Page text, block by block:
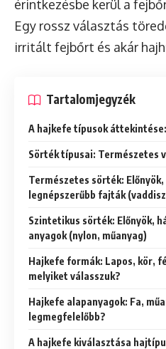
érintkezésbe kerül a
Egy rossz választás
irritált fejbőrt és akár
Tartalomjegyzék
A hajkefe típusok
Sörték típusai: Természetes
Természetes sörték:
legnépszerűbb fajták
Szintetikus sörték: Előnyök,
anyagok (nylon, műanyag)
Hajkefe formák: Lapos, kör,
melyiket válasszuk?
Hajkefe alapanyagok: Fa,
legmegfelelőbb?
A hajkefe kiválasztása